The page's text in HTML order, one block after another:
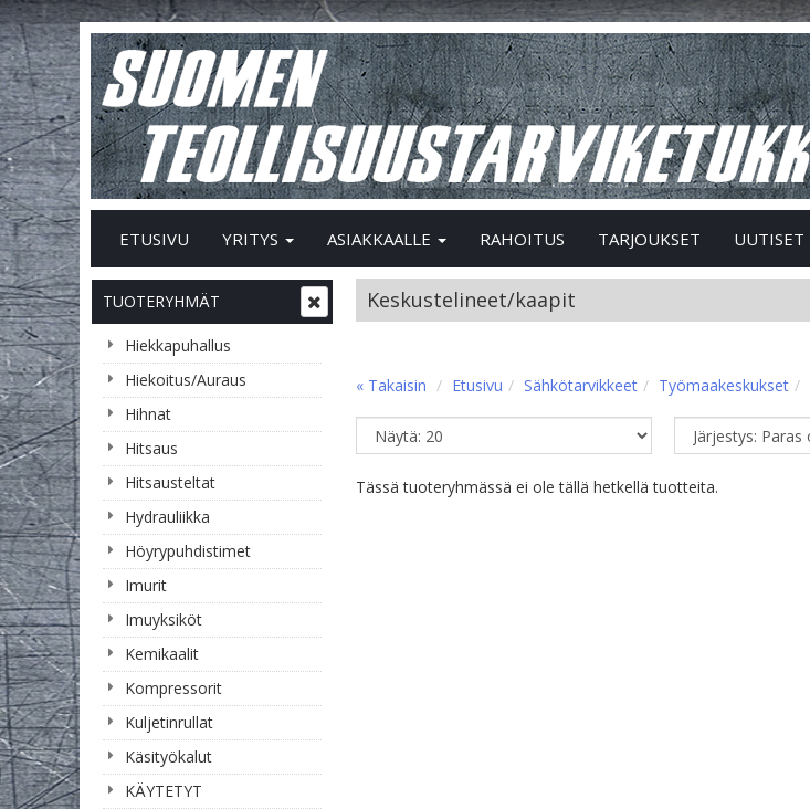
ETUSIVU YRITYS ASIAKKAALLE RAHOITUS TARJOUKSET UUTISET
TUOTERYHMÄT
Hiekkapuhallus
Hiekoitus/Auraus
Hihnat
Hitsaus
Hitsausteltat
Hydrauliikka
Höyrypuhdistimet
Imurit
Imuyksiköt
Kemikaalit
Kompressorit
Kuljetinrullat
Käsityökalut
KÄYTETYT
Keskustelineet/kaapit
« Takaisin Etusivu Sähkötarvikkeet Työmaakeskukset
Tässä tuoteryhmässä ei ole tällä hetkellä tuotteita.